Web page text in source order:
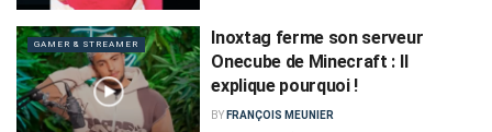
GAMER & STREAMER
Inoxtag ferme son serveur
Onecube de Minecraft : Il
explique pourquoi !
BY FRANÇOIS MEUNIER